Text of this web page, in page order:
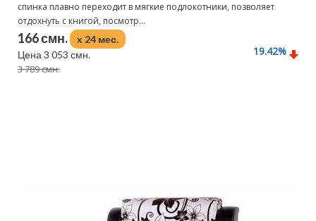
спинка плавно переходит в мягкие подлокотники, позволяет
отдохнуть с книгой, посмотр...
166 смн.
x 24 мес.
Цена 3 053 смн.
3 789 смн.
19.42%